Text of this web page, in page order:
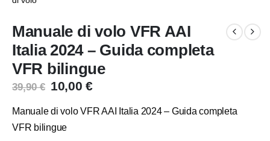
Manuale di volo VFR AAI
Italia 2024 – Guida completa
VFR bilingue
39,90€ Il
originale
era:
39,90 €.
10,00 €Il
attuale
Manuale di volo VFR AAI Italia 2024 – Guida completa
VFR bilingue